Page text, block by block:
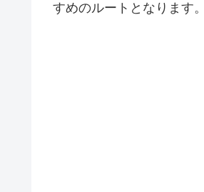
すめのルートとなります。